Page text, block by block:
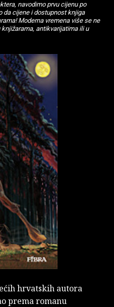
navodimo prvu cijenu po
da cijene i dostupnost knjiga
Moderna vremena više se ne
antikvarijatima ili u
hrvatskih autora
prema romanu